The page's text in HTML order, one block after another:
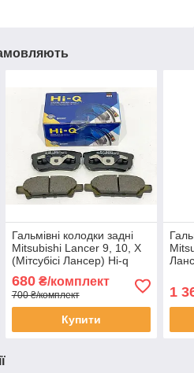
Гальмівні колодки задні
Mitsubishi Lancer 9, 10, X
(Мітсубісі Лансер) Hi-q
680₴/комплект
700 ₴/комплект
Купити
1